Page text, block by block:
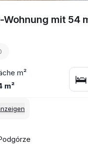
mit 54
m²
m²
🛌